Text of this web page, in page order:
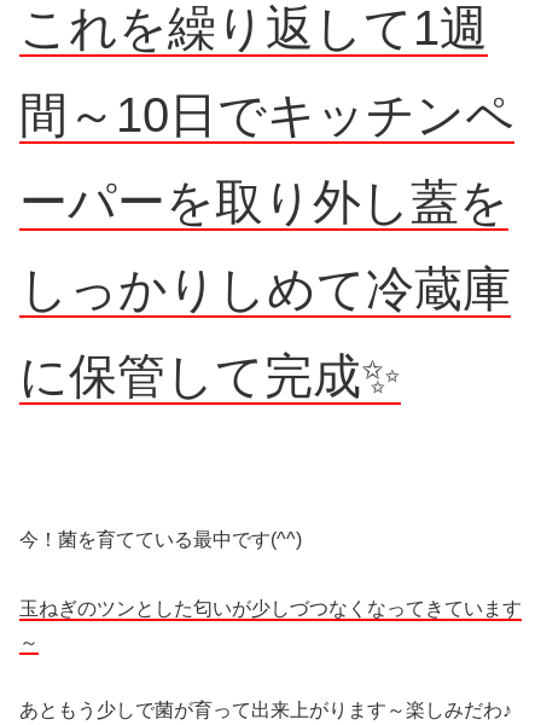
これを繰り返して1週
間～10日でキッチンペ
ーパーを取り外し蓋を
しっかりしめて冷蔵庫
に保管して完成✨
今！菌を育てている最中です(^^)
玉ねぎのツンとした匂いが少しづつなくなってきています
～
あともう少しで菌が育って出来上がります～楽しみだわ♪